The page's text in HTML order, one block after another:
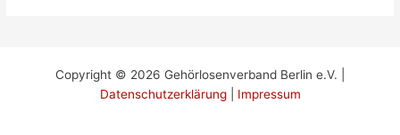
Copyright © 2026 Gehörlosenverband Berlin e.V. |
Datenschutzerklärung| Impressum